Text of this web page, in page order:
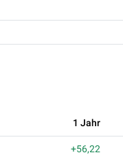
1 Jahr
+56,22